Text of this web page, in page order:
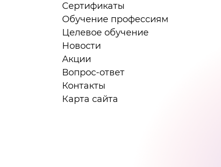
Сертификаты
Обучение профессиям
Целевое обучение
Новости
Акции
Вопрос-ответ
Контакты
Карта сайта